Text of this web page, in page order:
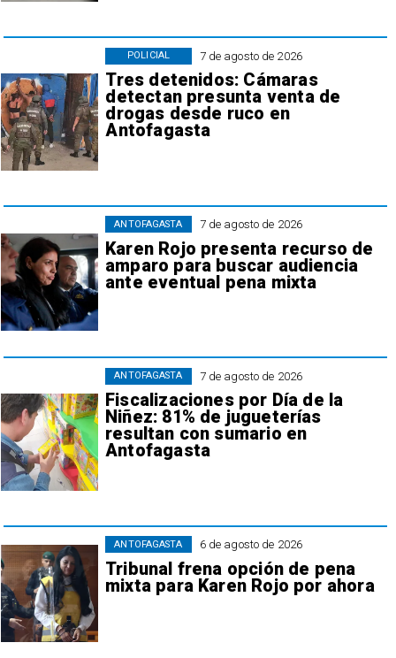
7 de agosto de 2026
Tres detenidos: Cámaras
detectan presunta venta de
drogas desde ruco en
Antofagasta
POLICIAL
7 de agosto de 2026
Karen Rojo presenta recurso de
amparo para buscar audiencia
ante eventual pena mixta
ANTOFAGASTA
7 de agosto de 2026
Fiscalizaciones por Día de la
Niñez: 81% de jugueterías
resultan con sumario en
Antofagasta
ANTOFAGASTA
6 de agosto de 2026
Tribunal frena opción de pena
mixta para Karen Rojo por ahora
ANTOFAGASTA